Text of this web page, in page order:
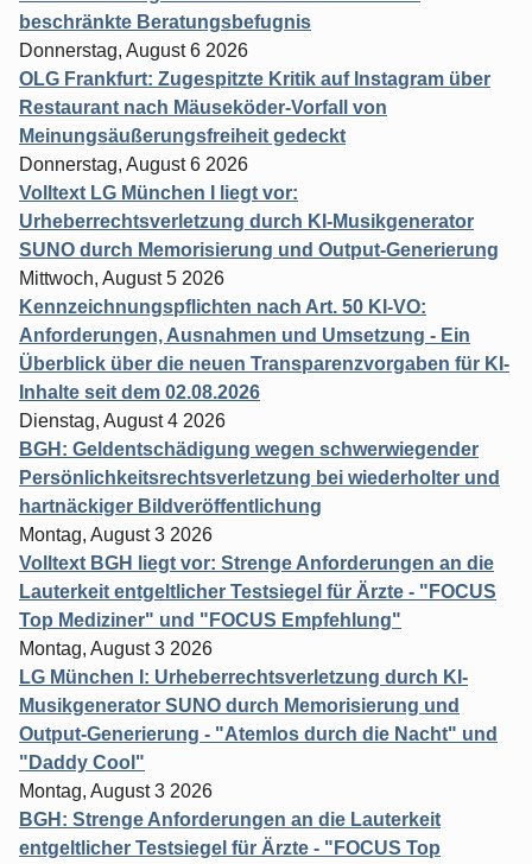
beschränkte Beratungsbefugnis
Donnerstag, August 6 2026
OLG Frankfurt: Zugespitzte Kritik auf Instagram über
Restaurant nach Mäuseköder-Vorfall von
Meinungsäußerungsfreiheit gedeckt
Donnerstag, August 6 2026
Volltext LG München I liegt vor:
Urheberrechtsverletzung durch KI-Musikgenerator
SUNO durch Memorisierung und Output-Generierung
Mittwoch, August 5 2026
Kennzeichnungspflichten nach Art. 50 KI-VO:
Anforderungen, Ausnahmen und Umsetzung - Ein
Überblick über die neuen Transparenzvorgaben für KI-
Inhalte seit dem 02.08.2026
Dienstag, August 4 2026
BGH: Geldentschädigung wegen schwerwiegender
Persönlichkeitsrechtsverletzung bei wiederholter und
hartnäckiger Bildveröffentlichung
Montag, August 3 2026
Volltext BGH liegt vor: Strenge Anforderungen an die
Lauterkeit entgeltlicher Testsiegel für Ärzte - "FOCUS
Top Mediziner" und "FOCUS Empfehlung"
Montag, August 3 2026
LG München I: Urheberrechtsverletzung durch KI-
Musikgenerator SUNO durch Memorisierung und
Output-Generierung - "Atemlos durch die Nacht" und
"Daddy Cool"
Montag, August 3 2026
BGH: Strenge Anforderungen an die Lauterkeit
entgeltlicher Testsiegel für Ärzte - "FOCUS Top